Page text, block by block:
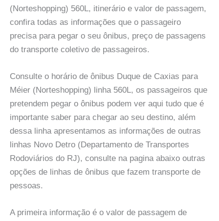
(Norteshopping) 560L, itinerário e valor de passagem,
confira todas as informações que o passageiro
precisa para pegar o seu ônibus, preço de passagens
do transporte coletivo de passageiros.
Consulte o horário de ônibus Duque de Caxias para
Méier (Norteshopping) linha 560L, os passageiros que
pretendem pegar o ônibus podem ver aqui tudo que é
importante saber para chegar ao seu destino, além
dessa linha apresentamos as informações de outras
linhas Novo Detro (Departamento de Transportes
Rodoviários do RJ), consulte na pagina abaixo outras
opções de linhas de ônibus que fazem transporte de
pessoas.
A primeira informação é o valor de passagem de